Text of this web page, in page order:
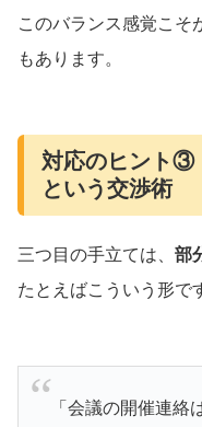
このバランス感覚こそ
もあります。
対応のヒント③
という交渉術
三つ目の手立ては、 部
たとえばこういう形で
「会議の開催連絡